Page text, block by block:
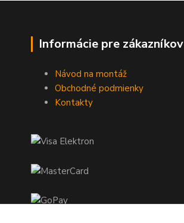
Informácie pre zákazníkov
Návod na montáž
Obchodné podmienky
Kontakty